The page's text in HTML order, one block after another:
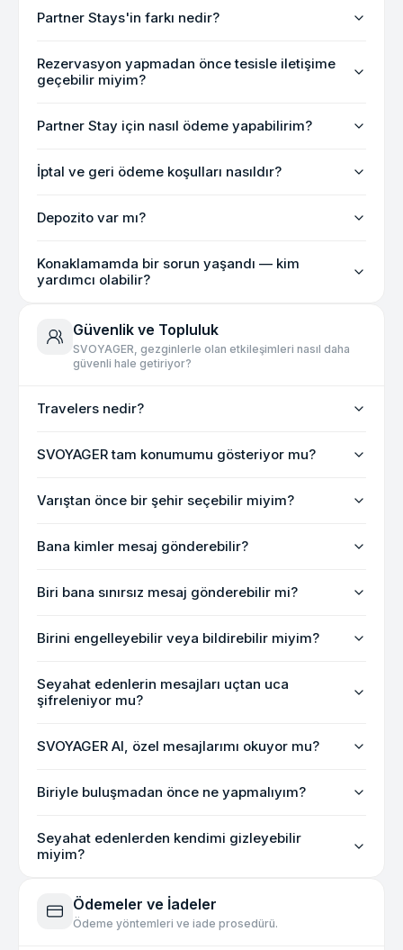
Partner Stays'in farkı nedir?
Rezervasyon yapmadan önce tesisle iletişime
geçebilir miyim?
Partner Stay için nasıl ödeme yapabilirim?
İptal ve geri ödeme koşulları nasıldır?
Depozito var mı?
Konaklamamda bir sorun yaşandı — kim
yardımcı olabilir?
Güvenlik ve Topluluk
SVOYAGER, gezginlerle olan etkileşimleri nasıl daha
güvenli hale getiriyor?
Travelers nedir?
SVOYAGER tam konumumu gösteriyor mu?
Varıştan önce bir şehir seçebilir miyim?
Bana kimler mesaj gönderebilir?
Biri bana sınırsız mesaj gönderebilir mi?
Birini engelleyebilir veya bildirebilir miyim?
Seyahat edenlerin mesajları uçtan uca
şifreleniyor mu?
SVOYAGER AI, özel mesajlarımı okuyor mu?
Biriyle buluşmadan önce ne yapmalıyım?
Seyahat edenlerden kendimi gizleyebilir
miyim?
Ödemeler ve İadeler
Ödeme yöntemleri ve iade prosedürü.